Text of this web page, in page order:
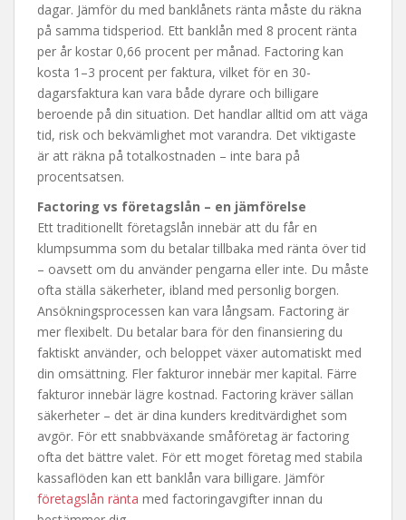
dagar. Jämför du med banklånets ränta måste du räkna
på samma tidsperiod. Ett banklån med 8 procent ränta
per år kostar 0,66 procent per månad. Factoring kan
kosta 1–3 procent per faktura, vilket för en 30-
dagarsfaktura kan vara både dyrare och billigare
beroende på din situation. Det handlar alltid om att väga
tid, risk och bekvämlighet mot varandra. Det viktigaste
är att räkna på totalkostnaden – inte bara på
procentsatsen.
Factoring vs företagslån – en jämförelse
Ett traditionellt företagslån innebär att du får en
klumpsumma som du betalar tillbaka med ränta över tid
– oavsett om du använder pengarna eller inte. Du måste
ofta ställa säkerheter, ibland med personlig borgen.
Ansökningsprocessen kan vara långsam. Factoring är
mer flexibelt. Du betalar bara för den finansiering du
faktiskt använder, och beloppet växer automatiskt med
din omsättning. Fler fakturor innebär mer kapital. Färre
fakturor innebär lägre kostnad. Factoring kräver sällan
säkerheter – det är dina kunders kreditvärdighet som
avgör. För ett snabbväxande småföretag är factoring
ofta det bättre valet. För ett moget företag med stabila
kassaflöden kan ett banklån vara billigare. Jämför
företagslån ränta med factoringavgifter innan du